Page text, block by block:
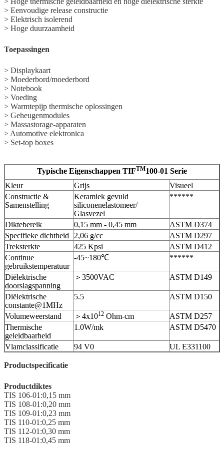
> Eenvoudige release constructie
> Elektrisch isolerend
> Hoge duurzaamheid
Toepassingen
> Displaykaart
> Moederbord/moederbord
> Notebook
> Voeding
> Warmtepijp thermische oplossingen
> Geheugenmodules
> Massastorage-apparaten
> Automotive elektronica
> Set-top boxes
Typische Eigenschappen TIFTM100-01 Serie
Kleur
Grijs
Visueel
Constructie &
Samenstelling
Keramiek gevuld
siliconenelastomeer/
Glasvezel
******
Diktebereik 0,15 mm - 0,45 mm
ASTM D374
Specifieke dichtheid
2,06 g/cc
ASTM D297
Treksterkte
425 Kpsi
ASTM D412
Continue
gebruikstemperatuur
-45~180℃ ******
Diëlektrische
doorslagspanning
＞3500VAC ASTM D149
Diëlektrische
constante@1MHz
5.5 ASTM D150
Volumeweerstand ＞4x1012 Ohm-cm
ASTM D257
Thermische
geleidbaarheid
1.0W/mk ASTM D5470
Vlamclassificatie 94 V0 UL E331100
Productspecificatie
Productdiktes
TIS 106-01:0,15 mm
TIS 108-01:0,20 mm
TIS 109-01:0,23 mm
TIS 110-01:0,25 mm
TIS 112-01:0,30 mm
TIS 118-01:0,45 mm